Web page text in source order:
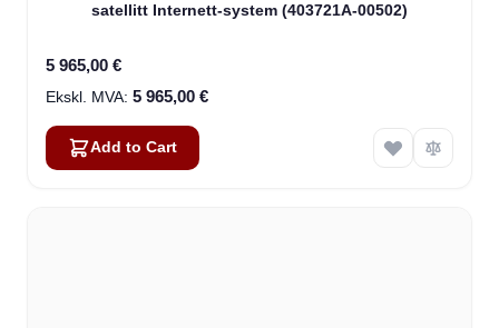
satellitt Internett-system (403721A-00502)
5 965,00 €
5 965,00 €
Add to Cart